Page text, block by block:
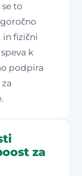
to
fizični
k
podpira
za